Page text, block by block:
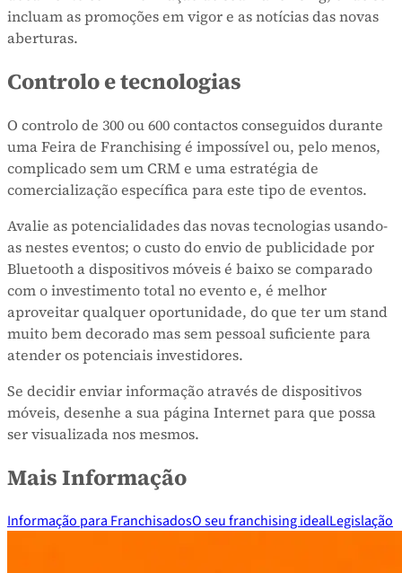
incluam as promoções em vigor e as notícias das novas
aberturas.
Controlo e tecnologias
O controlo de 300 ou 600 contactos conseguidos durante
uma Feira de Franchising é impossível ou, pelo menos,
complicado sem um CRM e uma estratégia de
comercialização específica para este tipo de eventos.
Avalie as potencialidades das novas tecnologias usando-
as nestes eventos; o custo do envio de publicidade por
Bluetooth a dispositivos móveis é baixo se comparado
com o investimento total no evento e, é melhor
aproveitar qualquer oportunidade, do que ter um stand
muito bem decorado mas sem pessoal suficiente para
atender os potenciais investidores.
Se decidir enviar informação através de dispositivos
móveis, desenhe a sua página Internet para que possa
ser visualizada nos mesmos.
Mais Informação
Informação para FranchisadosO seu franchising idealLegislação